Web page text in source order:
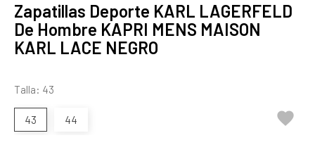
Zapatillas Deporte KARL LAGERFELD
De Hombre KAPRI MENS MAISON
KARL LACE NEGRO
Talla: 43
43 44 